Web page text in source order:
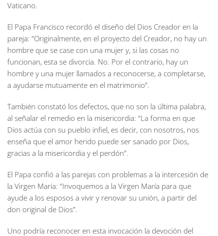
Vaticano.
El Papa Francisco recordó el diseño del Dios Creador en la
pareja: “Originalmente, en el proyecto del Creador, no hay un
hombre que se case con una mujer y, si las cosas no
funcionan, esta se divorcia. No. Por el contrario, hay un
hombre y una mujer llamados a reconocerse, a completarse,
a ayudarse mutuamente en el matrimonio”.
También constató los defectos, que no son la última palabra,
al señalar el remedio en la misericordia: “La forma en que
Dios actúa con su pueblo infiel, es decir, con nosotros, nos
enseña que el amor herido puede ser sanado por Dios,
gracias a la misericordia y el perdón”.
El Papa confió a las parejas con problemas a la intercesión de
la Virgen María: “Invoquemos a la Virgen María para que
ayude a los esposos a vivir y renovar su unión, a partir del
don original de Dios”.
Uno podría reconocer en esta invocación la devoción del